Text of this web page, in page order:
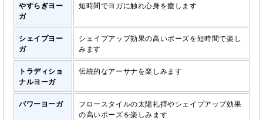
やすらぎヨー
ガ
短時間でヨガに触れ心身を癒します
シェイプヨー
ガ
シェイプアップ効果の高いポーズを短時間で楽し
みます
トラディショ
ナルヨーガ
伝統的なアーサナを楽しみます
パワーヨーガ
フロースタイルの太陽礼拝やシェイプアップ効果
の高いポーズを楽しみます